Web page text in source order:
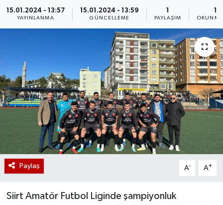
15.01.2024 - 13:57
YAYINLANMA
15.01.2024 - 13:59
GÜNCELLEME
1
PAYLAŞIM
1
Paylaş A- A+
Siirt Amatör Futbol Liginde şampiyonluk
SAĞLIK-YAŞAM
Haber Arşivi